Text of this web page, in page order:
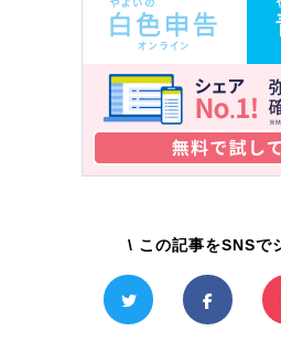
\ この記事をSNSで